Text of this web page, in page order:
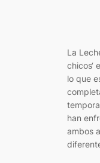
La
chicos‘
lo que
han
ambos